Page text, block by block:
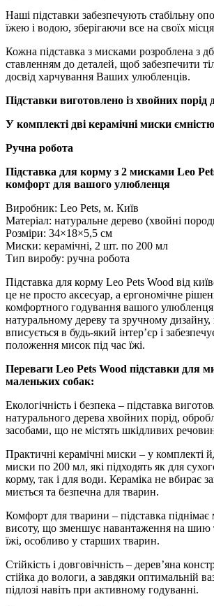
Наші підставки забезпечують стабільну
їжею і водою, зберігаючи все на своїх
Кожна підставка з мисками розроблена з
ставленням до деталей, щоб забезпечити
досвід харчування Ваших улюбленців.
Підставки виготовлено із хвойних порід
У комплекті дві керамічні миски
Ручна робота
Підставка для корму з 2 мисками Leo
комфорт для вашого улюбленця
Виробник: Leo Pets, м. Київ
Матеріал: натуральне дерево (хвойні
Розміри: 34×18×5,5 см
Миски: керамічні, 2 шт. по 200 мл
Тип виробу: ручна робота
Підставка для корму Leo Pets Wood від
це не просто аксесуар, а ергономічне
комфортного годування вашого
натуральному дереву та зручному
вписується в будь-який інтер’єр і
положення мисок під час їжі.
Переваги Leo Pets Wood підставки для
маленьких собак:
Екологічність і безпека – підставка
натурального дерева хвойних порід,
засобами, що не містять шкідливих
Практичні керамічні миски – у комплекті
миски по 200 мл, які підходять як для
корму, так і для води. Кераміка не вбирає
миється та безпечна для тварин.
Комфорт для тварини – підставка
висоту, що зменшує навантаження на шию
їжі, особливо у старших тварин.
Стійкість і довговічність – дерев’яна
стійка до вологи, а завдяки оптимальній
підлозі навіть при активному годуванні.